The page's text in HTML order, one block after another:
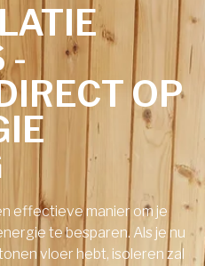
-
OP
effectieve manier om je
te besparen. Als je nu
vloer hebt, isoleren zal